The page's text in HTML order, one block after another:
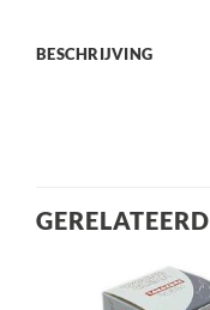
BESCHRIJVING